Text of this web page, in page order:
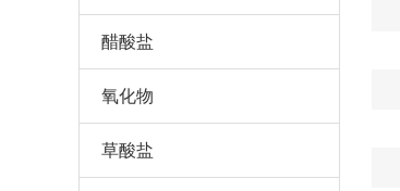
醋酸盐
氧化物
草酸盐